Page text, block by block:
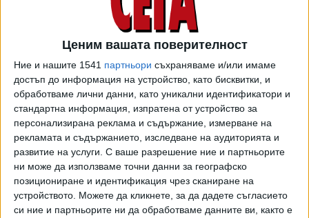
Ценим вашата поверителност
Ние и нашите 1541 партньори съхраняваме и/или имаме
достъп до информация на устройство, като бисквитки, и
обработваме лични данни, като уникални идентификатори и
стандартна информация, изпратена от устройство за
персонализирана реклама и съдържание, измерване на
рекламата и съдържанието, изследване на аудиторията и
развитие на услуги. С ваше разрешение ние и партньорите
ни може да използваме точни данни за географско
позициониране и идентификация чрез сканиране на
устройството. Можете да кликнете, за да дадете съгласието
си ние и партньорите ни да обработваме данните ви, както е
Министърът на вътрешните работи Даниел Митов също
разпореди всеобхватна проверка на състоянието на
опасните участъци от пътната мрежа на територията на
Компетентните полицейски структури в Главна дирекция
„Национална полиция“ и областните дирекции на МВР ще
проверяват дали опасните участъци, идентифицирани
чрез интерактивната карта на Дирекция
„Комуникационни и информационни системи“, са сигурни
за движение и обезопасени съгласно издадените
предписания на полицията, както и дали са издадени
предписания за тях, пишат от МВР.